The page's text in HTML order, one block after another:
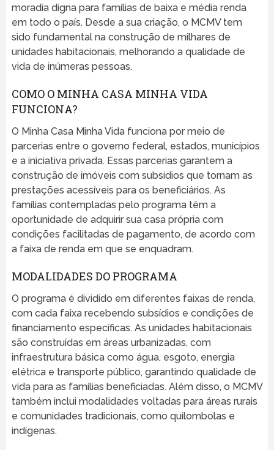
moradia digna para famílias de baixa e média renda
em todo o país. Desde a sua criação, o MCMV tem
sido fundamental na construção de milhares de
unidades habitacionais, melhorando a qualidade de
vida de inúmeras pessoas.
COMO O MINHA CASA MINHA VIDA
FUNCIONA?
O Minha Casa Minha Vida funciona por meio de
parcerias entre o governo federal, estados, municípios
e a iniciativa privada. Essas parcerias garantem a
construção de imóveis com subsídios que tornam as
prestações acessíveis para os beneficiários. As
famílias contempladas pelo programa têm a
oportunidade de adquirir sua casa própria com
condições facilitadas de pagamento, de acordo com
a faixa de renda em que se enquadram.
MODALIDADES DO PROGRAMA
O programa é dividido em diferentes faixas de renda,
com cada faixa recebendo subsídios e condições de
financiamento específicas. As unidades habitacionais
são construídas em áreas urbanizadas, com
infraestrutura básica como água, esgoto, energia
elétrica e transporte público, garantindo qualidade de
vida para as famílias beneficiadas. Além disso, o MCMV
também inclui modalidades voltadas para áreas rurais
e comunidades tradicionais, como quilombolas e
indígenas.